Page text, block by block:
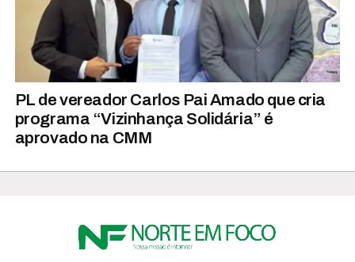
PL de vereador Carlos Pai Amado que cria
programa “Vizinhança Solidária” é
aprovado na CMM